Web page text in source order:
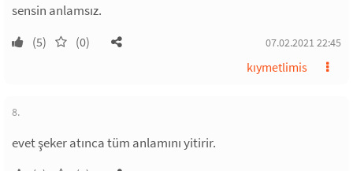
sensin anlamsız.
(5) (0) 07.02.2021 22:45
kıymetlimis
8.
evet şeker atınca tüm anlamını yitirir.